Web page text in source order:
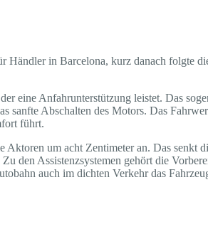
in Barcelona, kurz danach folgte
eine Anfahrunterstützung leistet. Das
sanfte Abschalten des Motors. Das
führt.
um acht Zentimeter an. Das senkt
den Assistenzsystemen gehört die
auch im dichten Verkehr das